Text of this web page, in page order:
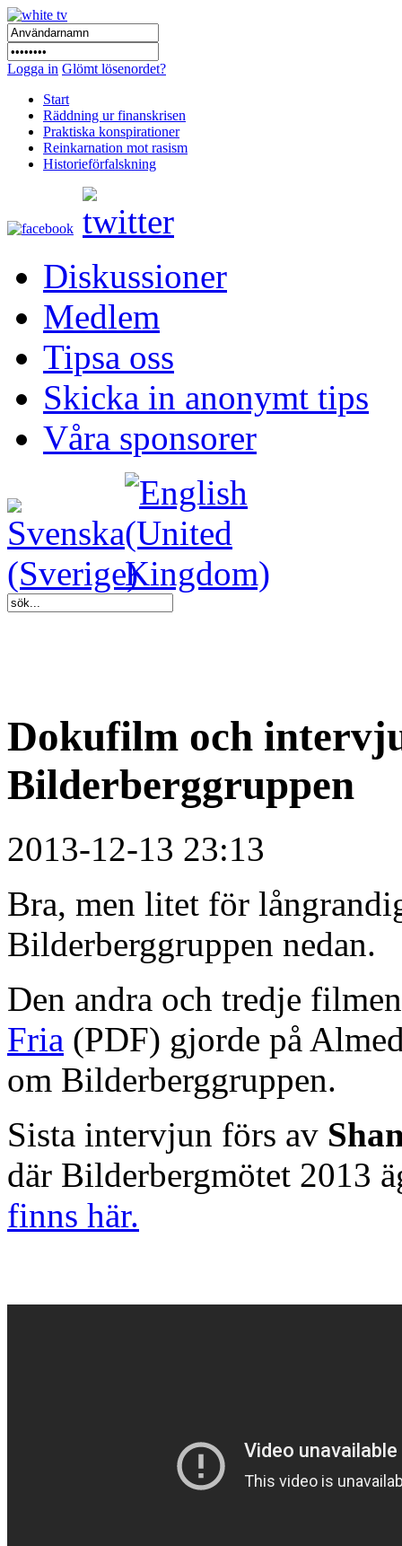
Logga in Glömt lösenordet?
Start
Räddning ur finanskrisen
Praktiska konspirationer
Reinkarnation mot rasism
Historieförfalskning
Diskussioner
Medlem
Tipsa oss
Skicka in anonymt tips
Våra sponsorer
Dokufilm och
Bilderberggruppen
2013-12-13 23:13
Bra, men litet för
Bilderberggruppen nedan.
Den andra och tredje
Fria (PDF) gjorde på
om Bilderberggruppen.
Sista intervjun förs av
där Bilderbergmötet 2013
finns här.